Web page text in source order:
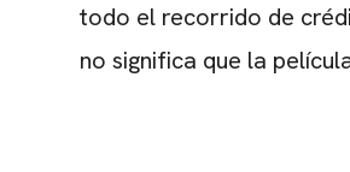
todo el recorrido de
no significa que la